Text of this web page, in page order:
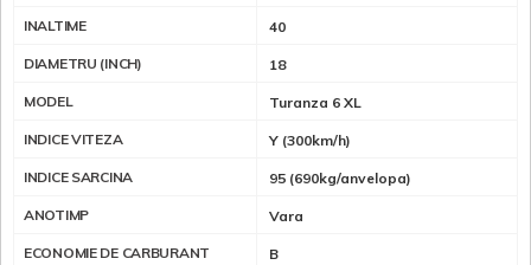
INALTIME 40
DIAMETRU (INCH) 18
MODEL Turanza 6 XL
INDICE VITEZA Y (300km/h)
INDICE SARCINA 95 (690kg/anvelopa)
ANOTIMP Vara
ECONOMIE DE CARBURANT B